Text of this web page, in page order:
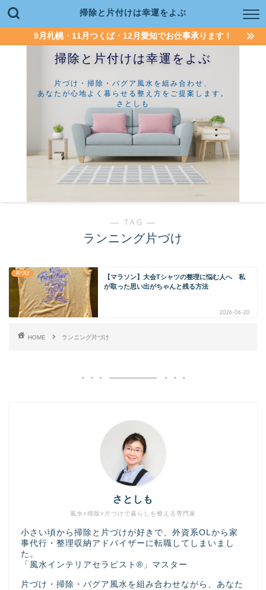
掃除と片付けは幸運をよぶ
9月札幌・11月つくば・12月愛知でお仕事承ります！
掃除と片付けは幸運をよぶ
片づけ・掃除・バグア風水を組み合わせ、
あなたが心地よく暮らせる整え方をご提案します。
さとしも
― TAG ―
ランニング片づけ
片づけ
【マラソン】大会Tシャツの整理に悩む人へ 私
が取った思い出がちゃんと残る方法
2026-06-20
HOME ランニング片づけ
風水×掃除×片づけで暮らしを整える専門家
さとしも
小さい頃から掃除と片づけが好きで、外資系OLから家
事代行・整理収納アドバイザーに転職してしまいまし
た。
「風水インテリアセラピスト®」マスター
片づけ・掃除・バグア風水を組み合わせながら、あなた